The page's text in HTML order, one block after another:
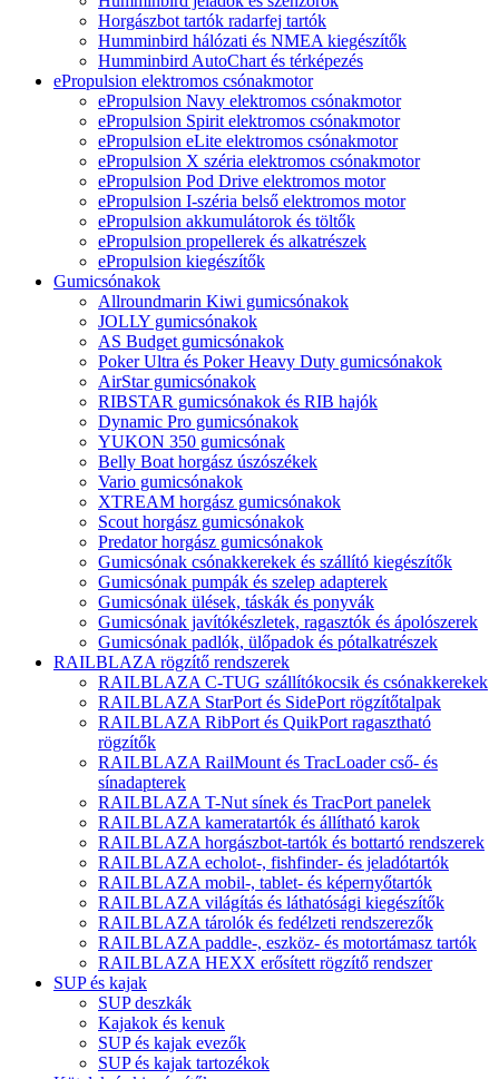
Horgászbot tartók radarfej tartók
Humminbird hálózati és NMEA kiegészítők
Humminbird AutoChart és térképezés
ePropulsion elektromos csónakmotor
ePropulsion Navy elektromos csónakmotor
ePropulsion Spirit elektromos csónakmotor
ePropulsion eLite elektromos csónakmotor
ePropulsion X széria elektromos csónakmotor
ePropulsion Pod Drive elektromos motor
ePropulsion I-széria belső elektromos motor
ePropulsion akkumulátorok és töltők
ePropulsion propellerek és alkatrészek
ePropulsion kiegészítők
Gumicsónakok
Allroundmarin Kiwi gumicsónakok
JOLLY gumicsónakok
AS Budget gumicsónakok
Poker Ultra és Poker Heavy Duty gumicsónakok
AirStar gumicsónakok
RIBSTAR gumicsónakok és RIB hajók
Dynamic Pro gumicsónakok
YUKON 350 gumicsónak
Belly Boat horgász úszószékek
Vario gumicsónakok
XTREAM horgász gumicsónakok
Scout horgász gumicsónakok
Predator horgász gumicsónakok
Gumicsónak csónakkerekek és szállító kiegészítők
Gumicsónak pumpák és szelep adapterek
Gumicsónak ülések, táskák és ponyvák
Gumicsónak javítókészletek, ragasztók és ápolószerek
Gumicsónak padlók, ülőpadok és pótalkatrészek
RAILBLAZA rögzítő rendszerek
RAILBLAZA C-TUG szállítókocsik és csónakkerekek
RAILBLAZA StarPort és SidePort rögzítőtalpak
RAILBLAZA RibPort és QuikPort ragasztható
rögzítők
RAILBLAZA RailMount és TracLoader cső- és
sínadapterek
RAILBLAZA T-Nut sínek és TracPort panelek
RAILBLAZA kameratartók és állítható karok
RAILBLAZA horgászbot-tartók és bottartó rendszerek
RAILBLAZA echolot-, fishfinder- és jeladótartók
RAILBLAZA mobil-, tablet- és képernyőtartók
RAILBLAZA világítás és láthatósági kiegészítők
RAILBLAZA tárolók és fedélzeti rendszerezők
RAILBLAZA paddle-, eszköz- és motortámasz tartók
RAILBLAZA HEXX erősített rögzítő rendszer
SUP és kajak
SUP deszkák
Kajakok és kenuk
SUP és kajak evezők
SUP és kajak tartozékok